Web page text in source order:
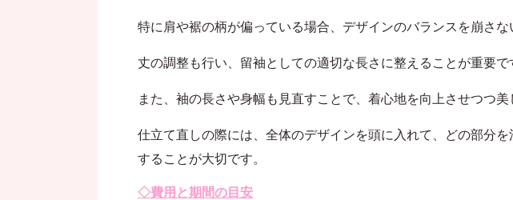
特に肩や裾の柄が偏っている場合、デザインのバランスを崩さな
丈の調整も行い、留袖としての適切な長さに整えることが重要で
また、袖の長さや身幅も見直すことで、着心地を向上させつつ美
仕立て直しの際には、全体のデザインを頭に入れて、どの部分
することが大切です。
◇費用と期間の目安